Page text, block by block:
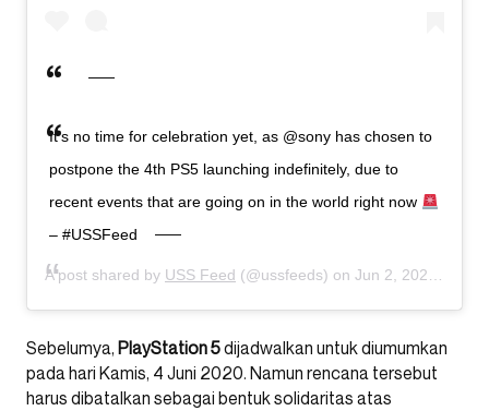
It’s no time for celebration yet, as @sony has chosen to
postpone the 4th PS5 launching indefinitely, due to
recent events that are going on in the world right now
– #USSFeed
A post shared by USS Feed (@ussfeeds) on Jun 2, 2020 at 12:23am PDT
Sebelumya, PlayStation 5dijadwalkan untuk diumumkan
pada hari Kamis, 4 Juni 2020. Namun rencana tersebut
harus dibatalkan sebagai bentuk solidaritas atas